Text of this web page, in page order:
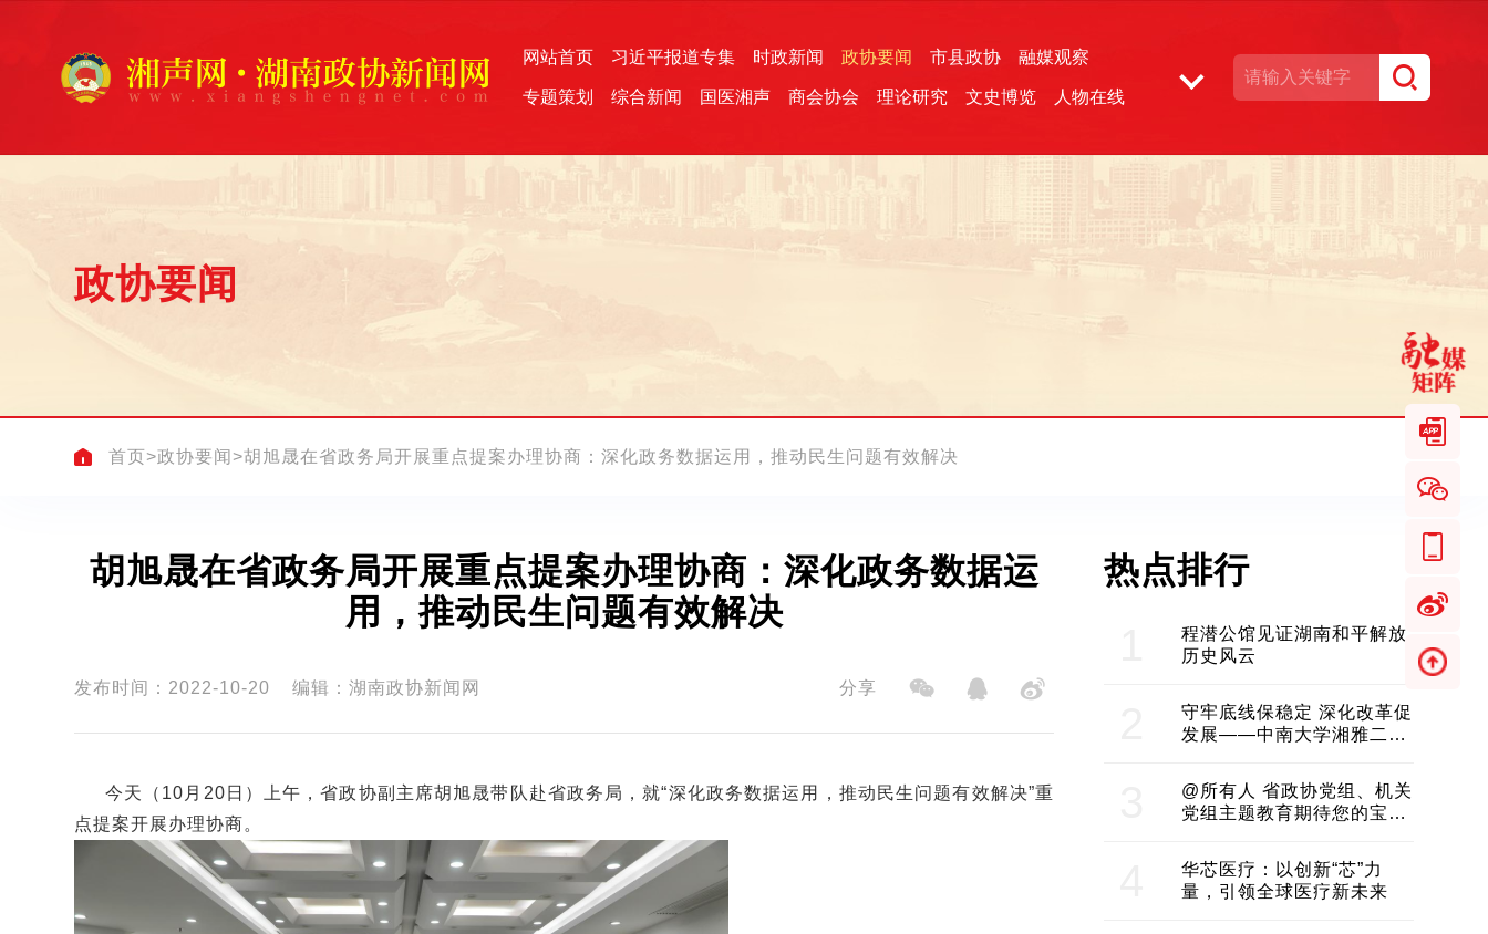
网站首页 习近平报道专集 时政新闻 政协要闻 市县政协 融媒观察
专题策划 综合新闻 国医湘声 商会协会 理论研究 文史博览 人物在线
政协要闻
首页>政协要闻 >胡旭晟在省政务局开展重点提案办理协商：深化政务数据运用，推动民生问题有效解决
胡旭晟在省政务局开展重点提案办理协商：深化政务数据运
用，推动民生问题有效解决
发布时间：2022-10-20 编辑：湖南政协新闻网 分享
今天（10月20日）上午，省政协副主席胡旭晟带队赴省政务局，就“深化政务数据运用，推动民生问题有效解决”重
点提案开展办理协商。
热点排行
程潜公馆见证湖南和平解放
历史风云
守牢底线保稳定 深化改革促
发展——中南大学湘雅二医
@所有人 省政协党组、机关
党组主题教育期待您的宝贵
华芯医疗：以创新“芯”力
量，引领全球医疗新未来